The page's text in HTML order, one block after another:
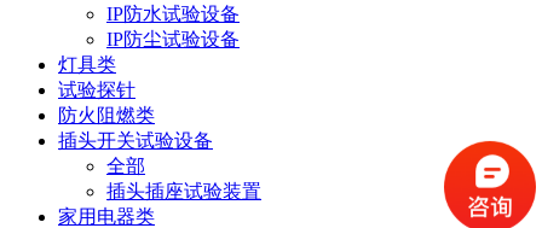
IP防水试验设备
IP防尘试验设备
灯具类
试验探针
防火阻燃类
插头开关试验设备
全部
插头插座试验装置
家用电器类